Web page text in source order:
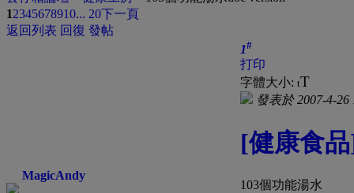
12345678910... 20下一頁
返回列表 回復 發帖
MagicAndy
1#
打印
字體大小: tT
發表於 2007-4-26
[健康食
103個功能湯水